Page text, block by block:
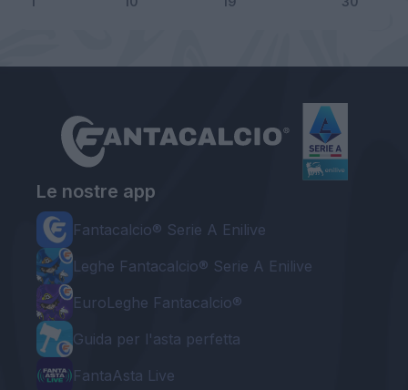
Le nostre app
Fantacalcio® Serie A Enilive
Leghe Fantacalcio® Serie A Enilive
EuroLeghe Fantacalcio®
Guida per l'asta perfetta
FantaAsta Live